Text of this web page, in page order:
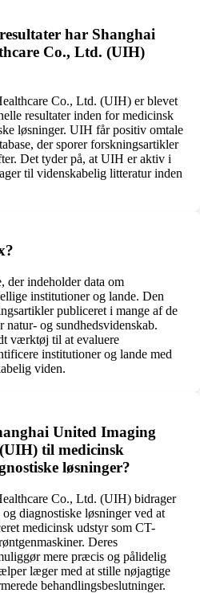
har Shanghai
Co., Ltd. (UIH)
Co., Ltd. (UIH) er blevet
resultater inden for medicinsk
løsninger. UIH får positiv omtale
der sporer forskningsartikler
Det tyder på, at UIH er aktiv i
til videnskabelig litteratur inden
der indeholder data om
institutioner og lande. Den
publiceret i mange af de
og sundhedsvidenskab.
værktøj til at evaluere
institutioner og lande med
viden.
United Imaging
til medicinsk
løsninger?
Co., Ltd. (UIH) bidrager
diagnostiske løsninger ved at
medicinsk udstyr som CT-
Deres
mere præcis og pålidelig
læger med at stille nøjagtige
behandlingsbeslutninger.